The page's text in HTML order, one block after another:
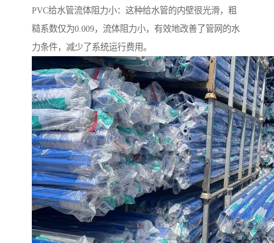
PVC给水管流体阻力小：这种给水管的内壁很光滑，粗
糙系数仅为0.009，流体阻力小，有效地改善了管网的水
力条件，减少了系统运行费用。